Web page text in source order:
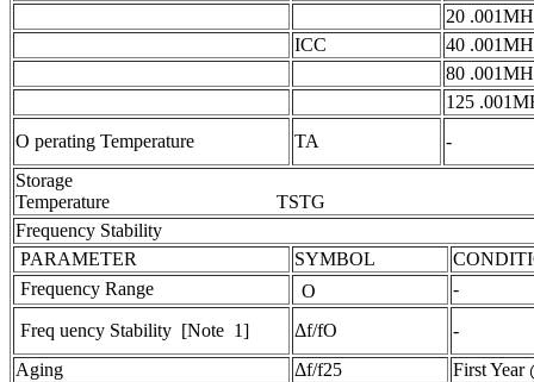
20
ICC
40
80
125
O perating Temperature
TA
-
Storage
Temperature
Frequency Stability
PARAMETER
SYMBOL
Frequency Range
O -
Freq uency Stability [Note 1] Δf/fO
-
Aging
Δf/f25
First